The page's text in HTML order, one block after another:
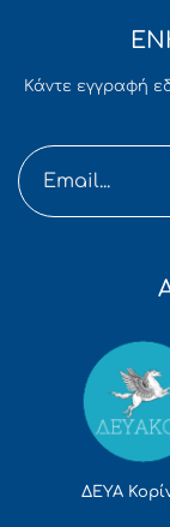
Κάντε εγγραφή
ΔΕΥΑ